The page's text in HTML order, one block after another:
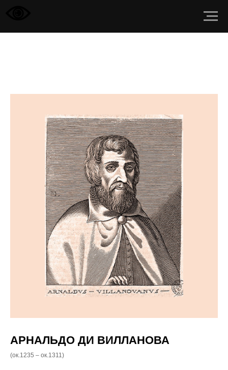
АРНАЛЬДО ДИ ВИЛЛАНОВА
(ок.1235 – ок.1311)